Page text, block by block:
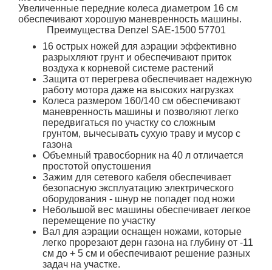
Увеличенные передние колеса диаметром 16 см
обеспечивают хорошую маневренность машины.
Преимущества Denzel SAE-1500 57701
16 острых ножей для аэрации эффективно
разрыхляют грунт и обеспечивают приток
воздуха к корневой системе растений
Защита от перегрева обеспечивает надежную
работу мотора даже на высоких нагрузках
Колеса размером 160/140 см обеспечивают
маневренность машины и позволяют легко
передвигаться по участку со сложным
грунтом, вычесывать сухую траву и мусор с
газона
Объемный травосборник на 40 л отличается
простотой опустошения
Зажим для сетевого кабеля обеспечивает
безопасную эксплуатацию электрического
оборудования - шнур не попадет под ножи
Небольшой вес машины обеспечивает легкое
перемещение по участку
Вал для аэрации оснащен ножами, которые
легко прорезают дерн газона на глубину от -11
см до + 5 см и обеспечивают решение разных
задач на участке.